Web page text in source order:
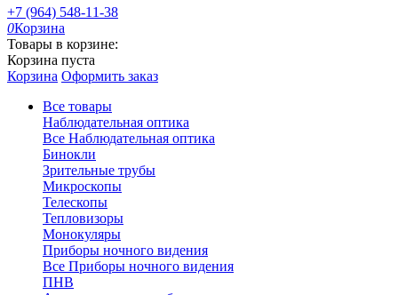
+7 (964) 548-11-38
0Корзина
Товары в корзине:
Корзина пуста
Корзина Оформить заказ
Все товары
Наблюдательная оптика
Все Наблюдательная оптика
Бинокли
Зрительные трубы
Микроскопы
Телескопы
Тепловизоры
Монокуляры
Приборы ночного видения
Все Приборы ночного видения
ПНВ